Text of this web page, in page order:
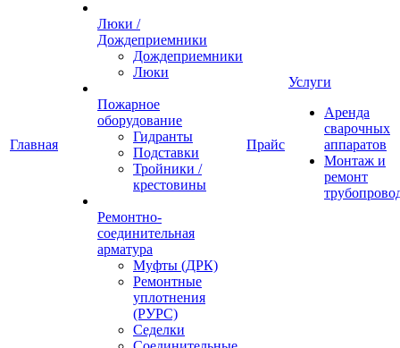
Главная
Люки /
Дождеприемники
Дождеприемники
Люки
Пожарное
оборудование
Гидранты
Подставки
Тройники /
крестовины
Ремонтно-
соединительная
арматура
Муфты (ДРК)
Ремонтные
уплотнения
(РУРС)
Седелки
Прайс
Услуги
Аренда
сварочных
аппаратов
Монтаж и
ремонт